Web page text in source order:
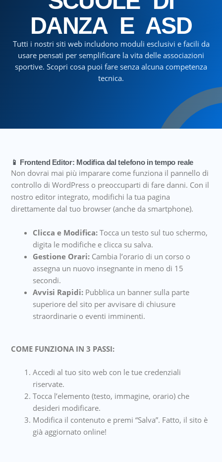
DANZA E ASD
Tutti i nostri siti web includono moduli esclusivi e facili da
usare pensati per semplificare la vita delle associazioni
sportive. Scopri cosa puoi fare senza alcuna competenza
tecnica.
📱 Frontend Editor: Modifica dal telefono in tempo reale
Non dovrai mai più imparare come funziona il pannello di
controllo di WordPress o preoccuparti di fare danni. Con il
nostro editor integrato, modifichi la tua pagina
direttamente dal tuo browser (anche da smartphone).
Clicca e Modifica:Tocca un testo sul tuo schermo,
digita le modifiche e clicca su salva.
Gestione Orari:Cambia l’orario di un corso o
assegna un nuovo insegnante in meno di 15
secondi.
Avvisi Rapidi:Pubblica un banner sulla parte
superiore del sito per avvisare di chiusure
straordinarie o eventi imminenti.
COME FUNZIONA IN 3 PASSI:
Accedi al tuo sito web con le tue credenziali
riservate.
Tocca l’elemento (testo, immagine, orario) che
desideri modificare.
Modifica il contenuto e premi “Salva”. Fatto, il sito è
già aggiornato online!